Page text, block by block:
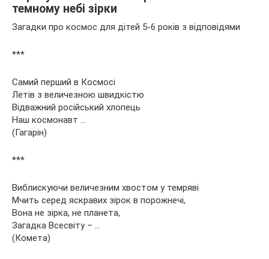
темному небі зірки
Загадки про космос для дітей 5-6 років з відповідями
***
Самий перший в Космосі
Летів з величезною швидкістю
Відважний російський хлопець
Наш космонавт …
(Гагарін)
***
Виблискуючи величезним хвостом у темряві
Мчить серед яскравих зірок в порожнечі,
Вона не зірка, не планета,
Загадка Всесвіту – …
(Комета)